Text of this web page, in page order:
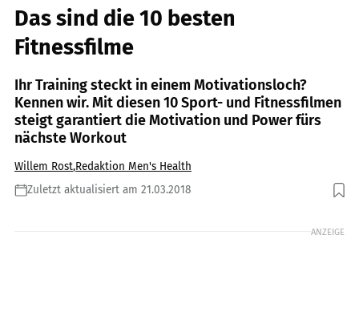
Das sind die 10 besten
Fitnessfilme
Ihr Training steckt in einem Motivationsloch?
Kennen wir. Mit diesen 10 Sport- und Fitnessfilmen
steigt garantiert die Motivation und Power fürs
nächste Workout
Willem Rost,Redaktion Men's Health
Zuletzt aktualisiert am 21.03.2018
Foto: Paramount Pictures
ANZEIGE